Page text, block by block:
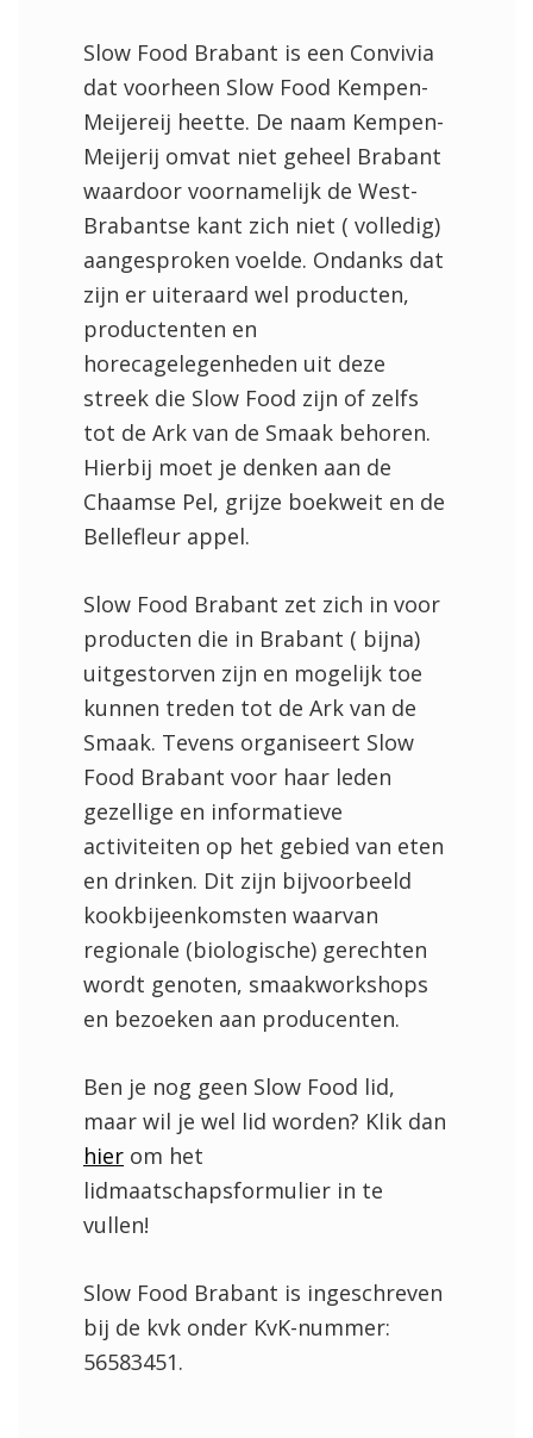
Slow Food Brabant is een Convivia
dat voorheen Slow Food Kempen-
Meijereij heette. De naam Kempen-
Meijerij omvat niet geheel Brabant
waardoor voornamelijk de West-
Brabantse kant zich niet ( volledig)
aangesproken voelde. Ondanks dat
zijn er uiteraard wel producten,
productenten en
horecagelegenheden uit deze
streek die Slow Food zijn of zelfs
tot de Ark van de Smaak behoren.
Hierbij moet je denken aan de
Chaamse Pel, grijze boekweit en de
Bellefleur appel.
Slow Food Brabant zet zich in voor
producten die in Brabant ( bijna)
uitgestorven zijn en mogelijk toe
kunnen treden tot de Ark van de
Smaak. Tevens organiseert Slow
Food Brabant voor haar leden
gezellige en informatieve
activiteiten op het gebied van eten
en drinken. Dit zijn bijvoorbeeld
kookbijeenkomsten waarvan
regionale (biologische) gerechten
wordt genoten, smaakworkshops
en bezoeken aan producenten.
Ben je nog geen Slow Food lid,
maar wil je wel lid worden? Klik dan
hier om het
lidmaatschapsformulier in te
vullen!
Slow Food Brabant is ingeschreven
bij de kvk onder KvK-nummer:
56583451.